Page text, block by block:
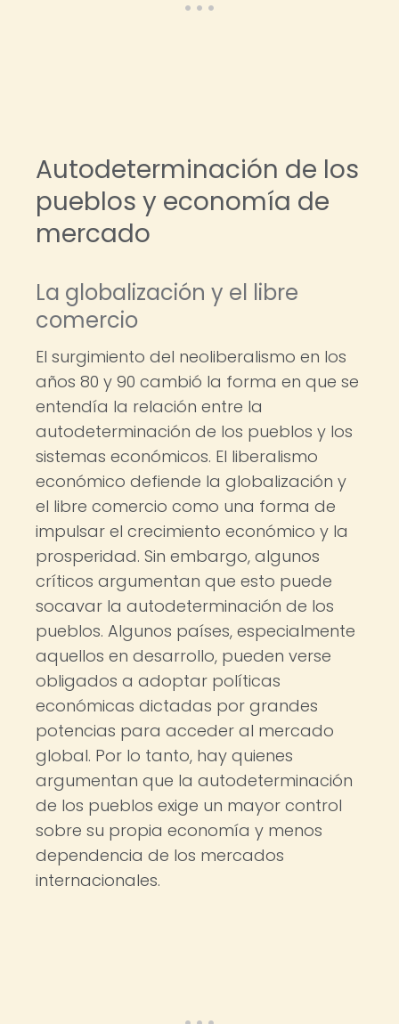
Autodeterminación de los
pueblos y economía de
mercado
La globalización y el libre
comercio
El surgimiento del neoliberalismo en los
años 80 y 90 cambió la forma en que se
entendía la relación entre la
autodeterminación de los pueblos y los
sistemas económicos. El liberalismo
económico defiende la globalización y
el libre comercio como una forma de
impulsar el crecimiento económico y la
prosperidad. Sin embargo, algunos
críticos argumentan que esto puede
socavar la autodeterminación de los
pueblos. Algunos países, especialmente
aquellos en desarrollo, pueden verse
obligados a adoptar políticas
económicas dictadas por grandes
potencias para acceder al mercado
global. Por lo tanto, hay quienes
argumentan que la autodeterminación
de los pueblos exige un mayor control
sobre su propia economía y menos
dependencia de los mercados
internacionales.